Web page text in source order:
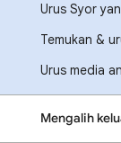
Urus Syor
Temukan &
Urus media
Mengalih